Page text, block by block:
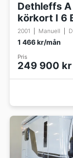
Dethleffs A
körkort I 6
2001 Manuell
1 466 kr/mån
Pris
249 900 kr